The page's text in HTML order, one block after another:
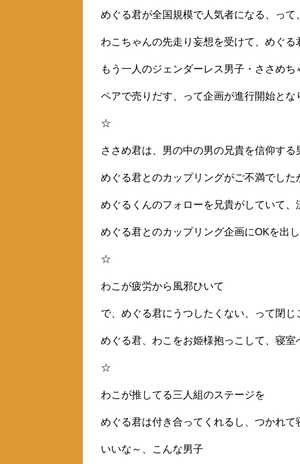
めぐる君が全国規模で人気者になる、って
わこちゃんの先走り妄想を受けて、めぐる
もう一人のジェンダーレス男子・ささめち
ペアで売りだす、って企画が進行開始とな
☆
ささめ君は、男の中の男の兄貴を信仰する
めぐる君とのカップリングがご不満でした
めぐるくんのフォローを兄貴がしていて
めぐる君とのカップリング企画にOKを出
☆
わこが疲労から風邪ひいて
で、めぐる君にうつしたくない、って閉じ
めぐる君、わこをお姫様抱っこして、寝室
☆
わこが推してる三人組のステージを
めぐる君は付き合ってくれるし、つかれて
いいな～、こんな男子